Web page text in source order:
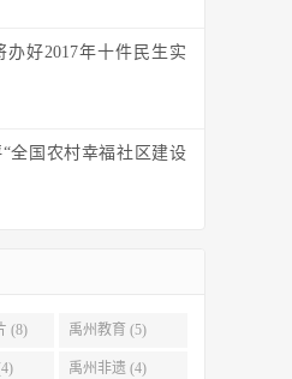
好2017年十件民生实
全国农村幸福社区建设
(8) 禹州教育 (5)
禹州非遗 (4)